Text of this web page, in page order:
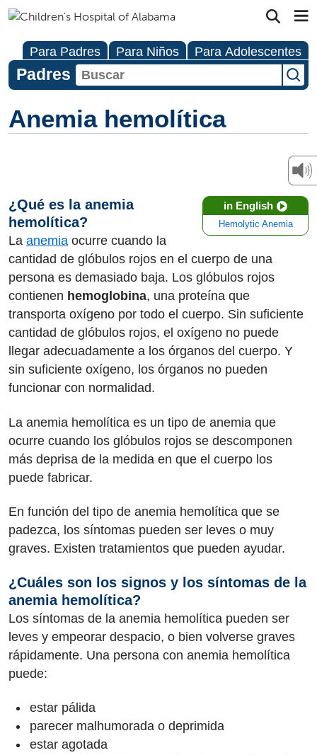
Para Padres Para Niños Para Adolescentes
Padres
Anemia hemolítica
in English
Hemolytic Anemia
¿Qué es la anemia
hemolítica?
La anemia ocurre cuando la
cantidad de glóbulos rojos en el cuerpo de una
persona es demasiado baja. Los glóbulos rojos
contienen hemoglobina, una proteína que
transporta oxígeno por todo el cuerpo. Sin suficiente
cantidad de glóbulos rojos, el oxígeno no puede
llegar adecuadamente a los órganos del cuerpo. Y
sin suficiente oxígeno, los órganos no pueden
funcionar con normalidad.
La anemia hemolítica es un tipo de anemia que
ocurre cuando los glóbulos rojos se descomponen
más deprisa de la medida en que el cuerpo los
puede fabricar.
En función del tipo de anemia hemolítica que se
padezca, los síntomas pueden ser leves o muy
graves. Existen tratamientos que pueden ayudar.
¿Cuáles son los signos y los síntomas de la
anemia hemolítica?
Los síntomas de la anemia hemolítica pueden ser
leves y empeorar despacio, o bien volverse graves
rápidamente. Una persona con anemia hemolítica
puede:
estar pálida
parecer malhumorada o deprimida
estar agotada